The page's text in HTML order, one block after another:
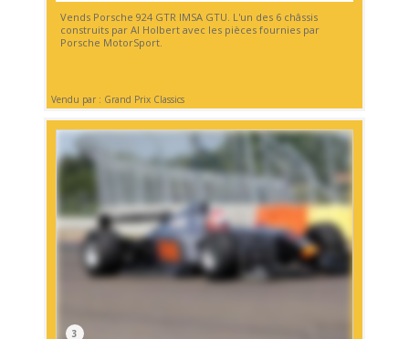
Vends Porsche 924 GTR IMSA GTU. L'un des 6 châssis
construits par Al Holbert avec les pièces fournies par
Porsche MotorSport.
Vendu par : Grand Prix Classics
3